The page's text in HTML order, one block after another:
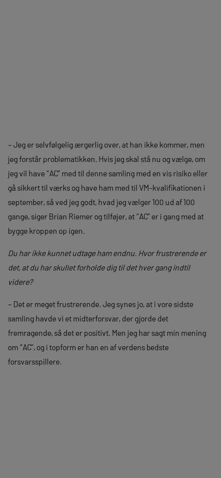
– Jeg er selvfølgelig ærgerlig over, at han ikke kommer, men
jeg forstår problematikken. Hvis jeg skal stå nu og vælge, om
jeg vil have “AC” med til denne samling med en vis risiko eller
gå sikkert til værks og have ham med til VM-kvalifikationen i
september, så ved jeg godt, hvad jeg vælger 100 ud af 100
gange, siger Brian Riemer og tilføjer, at “AC” er i gang med at
bygge kroppen op igen.
Du har ikke kunnet udtage ham endnu. Hvor frustrerende er
det, at du har skullet forholde dig til det hver gang indtil
videre?
– Det er meget frustrerende. Jeg synes jo, at i vore sidste
samling havde vi et midterforsvar, der gjorde det
fremragende, så det er positivt. Men jeg har sagt min mening
om “AC”, og i topform er han en af verdens bedste
forsvarsspillere.